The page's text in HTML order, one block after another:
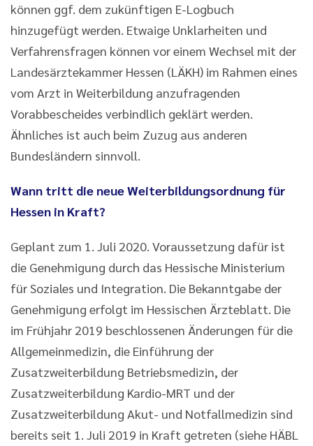
können ggf. dem zukünftigen E-Logbuch
hinzugefügt werden. Etwaige Unklarheiten und
Verfahrensfragen können vor einem Wechsel mit der
Landesärztekammer Hessen (LÄKH) im Rahmen eines
vom Arzt in Weiterbildung anzufragenden
Vorabbescheides verbindlich geklärt werden.
Ähnliches ist auch beim Zuzug aus anderen
Bundesländern sinnvoll.
Wann tritt die neue Weiterbildungsordnung für
Hessen in Kraft?
Geplant zum 1. Juli 2020. Voraussetzung dafür ist
die Genehmigung durch das Hessische Ministerium
für Soziales und Integration. Die Bekanntgabe der
Genehmigung erfolgt im Hessischen Ärzteblatt. Die
im Frühjahr 2019 beschlossenen Änderungen für die
Allgemeinmedizin, die Einführung der
Zusatzweiterbildung Betriebsmedizin, der
Zusatzweiterbildung Kardio-MRT und der
Zusatzweiterbildung Akut- und Notfallmedizin sind
bereits seit 1. Juli 2019 in Kraft getreten (siehe HÄBL